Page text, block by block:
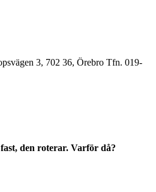
3, 702 36, Örebro Tfn. 019-
den roterar. Varför då?